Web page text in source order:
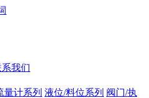
我们
量计系列 液位/料位系列 阀门/执